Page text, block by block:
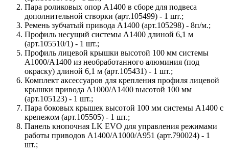
Пара роликовых опор A1400 в сборе для подвеса
дополнительной створки (арт.105499) - 1 шт.;
Ремень зубчатый привода A1400 (арт.105298) - 8п/м.;
Профиль несущий системы A1400 длиной 6,1 м
(арт.105510/1) - 1 шт.;
Профиль лицевой крышки высотой 100 мм системы
А1000/A1400 из необработанного алюминия (под
окраску) длиной 6,1 м (арт.105431) - 1 шт.;
Комплект аксессуаров для крепления профиля лицевой
крышки привода A1000/A1400 высотой 100 мм
(арт.105123) - 1 шт.;
Пара боковых крышек высотой 100 мм системы A1400 с
крепежом (арт.105505) - 1 шт.;
Панель кнопочная LK EVO для управления режимами
работы приводов A1400/А1000/А951 (арт.790024) - 1
шт.;